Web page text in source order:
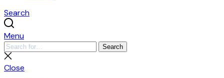
Search
Menu
Search
for:
Search
Close
search
Close